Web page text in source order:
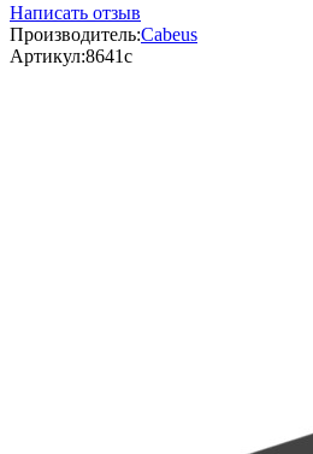
Написать отзыв
Производитель:Cabeus
Артикул:8641c